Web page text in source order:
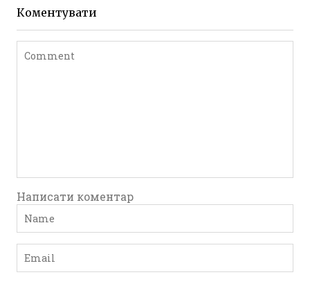
Коментувати
Написати коментар